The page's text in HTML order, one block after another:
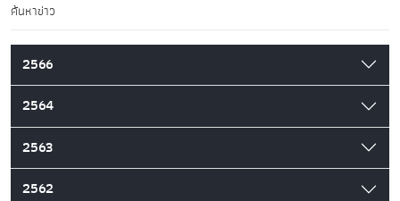
ค้นหาข่าว
2566
2564
2563
2562